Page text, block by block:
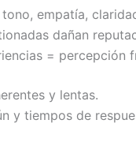
empatía,
dañan
= percepción
y lentas.
y tiempos de